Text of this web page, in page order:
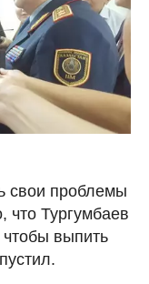
свои проблемы
что Тургумбаев
чтобы выпить